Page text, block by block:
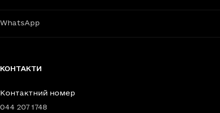
WhatsApp
КОНТАКТИ
Контактний номер
044 207 1748